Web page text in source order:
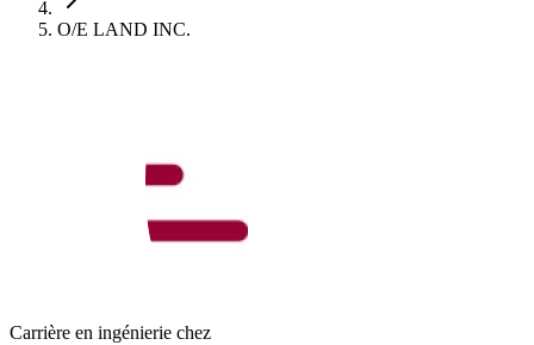
O/E LAND INC.
Carrière en ingénierie chez